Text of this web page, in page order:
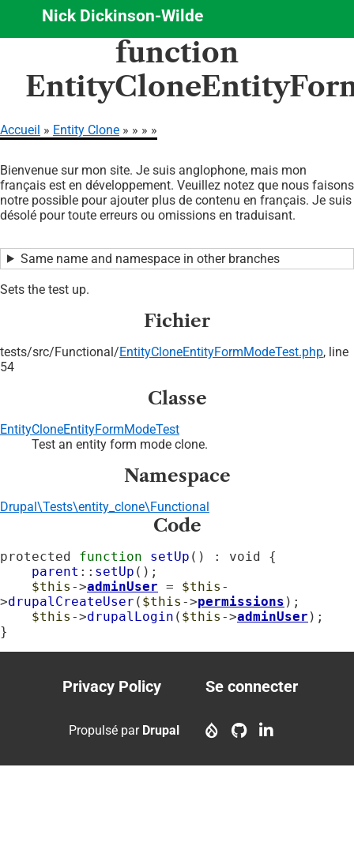
Aller
contenu
principal
Nick Dickinson-Wilde
function
d'Ariane
Accueil Entity Clone
Bienvenue sur mon site. Je suis anglophone, mais mon
français est en développement. Veuillez notez que nous faisons
notre possible pour ajouter plus de contenu en français. Je suis
désolé pour toute erreurs ou omissions en traduisant.
Same name and namespace in other branches
Sets the test up.
Fichier
tests/src/Functional/EntityCloneEntityFormModeTest.php, line
54
Classe
EntityCloneEntityFormModeTest
Test an entity form mode clone.
Namespace
Drupal\Tests\entity_clone\Functional
Code
protected function setUp () : void {
parent :: setUp ();
$this ->adminUser = $this -
>drupalCreateUser ( $this ->permissions );
$this ->drupalLogin ( $this ->adminUser );
}
Footer
menu
Privacy Policy
account
Se connecter
Propulsé par Drupal